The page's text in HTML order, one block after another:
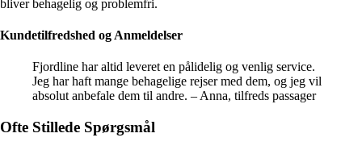
bliver behagelig og problemfri.
Kundetilfredshed og Anmeldelser
Fjordline har altid leveret en pålidelig og venlig service.
Jeg har haft mange behagelige rejser med dem, og jeg vil
absolut anbefale dem til andre. – Anna, tilfreds passager
Ofte Stillede Spørgsmål